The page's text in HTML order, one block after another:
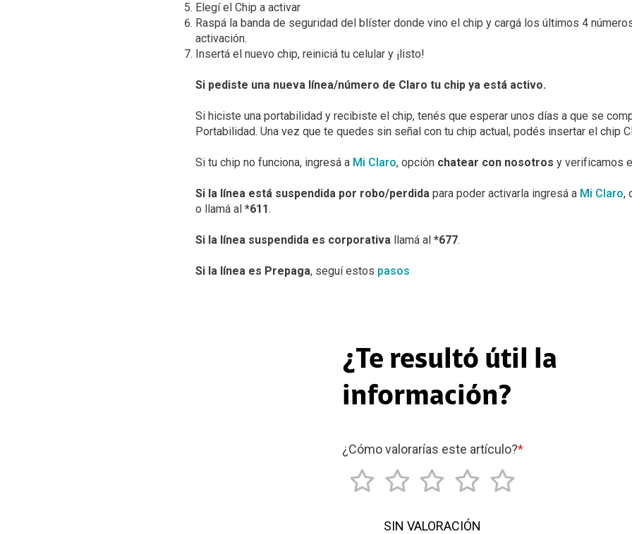
Elegí el Chip a activar
Raspá la banda de seguridad del blíster donde vino el chip y cargá los últimos 4
activación.
Insertá el nuevo chip, reiniciá tu celular y ¡listo!
Si pediste una nueva línea/número de Claro tu chip ya está activo.
Si hiciste una portabilidad y recibiste el chip, tenés que esperar unos días a que se
Portabilidad. Una vez que te quedes sin señal con tu chip actual, podés insertar el chip
Si tu chip no funciona, ingresá a Mi Claro, opción chatear con nosotros y verificamos
Si la línea está suspendida por robo/perdida para poder activarla ingresá a Mi Claro,
o llamá al *611.
Si la línea suspendida es corporativa llamá al *677.
Si la línea es Prepaga, seguí estos pasos
¿Te resultó útil la
información?
¿Cómo valorarías este artículo?*
SIN VALORACIÓN